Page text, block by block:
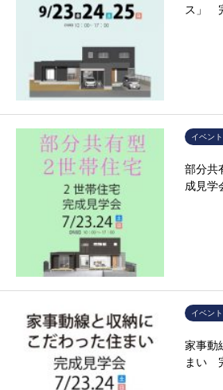
ス」
イベン
部分共
成見学
イベン
家事動
まい